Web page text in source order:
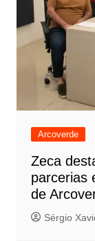
Arcoverde
Zeca
parcerias
de
Sérgio